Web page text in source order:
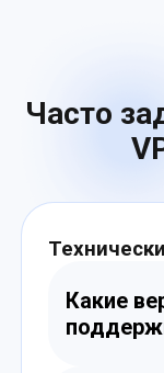
Часто
Какие